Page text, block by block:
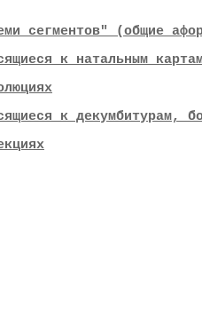
сегментов" (общие
к натальным
к декумбитурам,